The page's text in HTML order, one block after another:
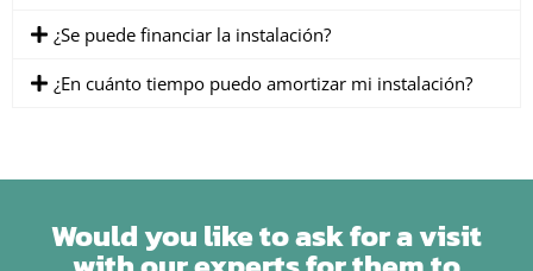
¿Se puede financiar la instalación?
¿En cuánto tiempo puedo amortizar mi instalación?
Would you like to ask for a visit